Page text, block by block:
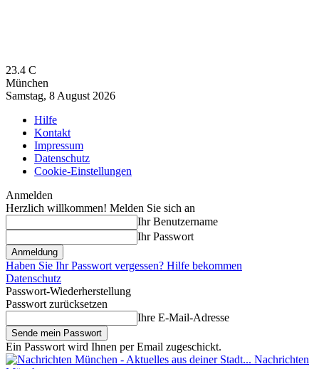
23.4 C
München
Samstag, 8 August 2026
Hilfe
Kontakt
Impressum
Datenschutz
Cookie-Einstellungen
Anmelden
Herzlich willkommen! Melden Sie sich an
Ihr Benutzername
Ihr Passwort
Haben Sie Ihr Passwort vergessen? Hilfe bekommen
Datenschutz
Passwort-Wiederherstellung
Passwort zurücksetzen
Ihre E-Mail-Adresse
Ein Passwort wird Ihnen per Email zugeschickt.
Nachrichten